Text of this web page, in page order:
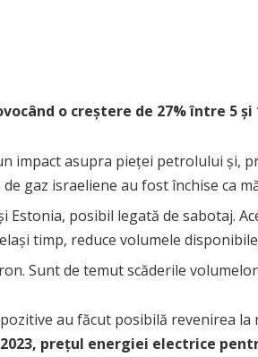
o creștere de 27% între 5 și
impact asupra pieței petrolului și,
gaz israeliene au fost închise ca
posibil legată de sabotaj.
timp, reduce volumele
Sunt de temut scăderile
au făcut posibilă revenirea
prețul energiei electrice